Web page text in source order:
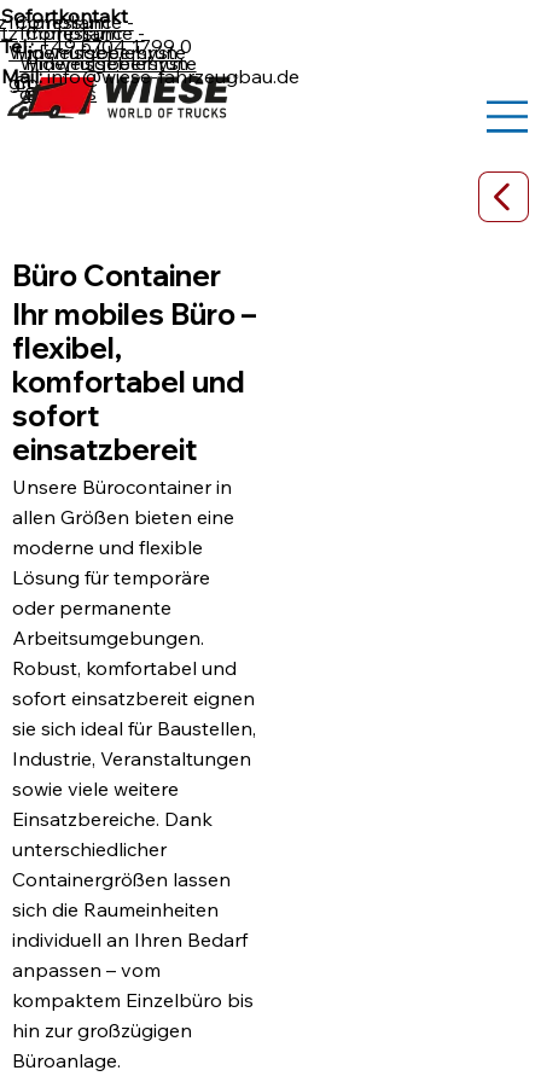
Compliance -
Hinweisgebersyste
m
Impressum
Cookies
Widerrufsbelehrun
g
Compliance -
Hinweisgebersyste
m
Impressum
Cookies
Widerrufsbelehrun
g
Sofortkontakt
Tel.:+49 5704 1799 0
Mail: info@wiese-fahrzeugbau.de
Büro Container
Ihr mobiles Büro –
flexibel,
komfortabel und
sofort
einsatzbereit
Unsere Bürocontainer in
allen Größen bieten eine
moderne und flexible
Lösung für temporäre
oder permanente
Arbeitsumgebungen.
Robust, komfortabel und
sofort einsatzbereit eignen
sie sich ideal für Baustellen,
Industrie, Veranstaltungen
sowie viele weitere
Einsatzbereiche. Dank
unterschiedlicher
Containergrößen lassen
sich die Raumeinheiten
individuell an Ihren Bedarf
anpassen – vom
kompaktem Einzelbüro bis
hin zur großzügigen
Büroanlage.